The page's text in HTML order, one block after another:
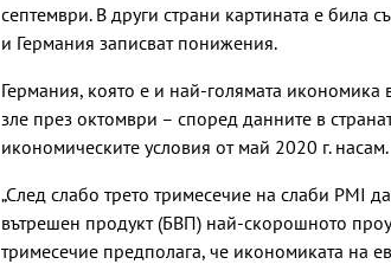
септември. В други страни картината е била
и Германия записват понижения.
Германия, която е и най-голямата икономика
зле през октомври – според данните в
икономическите условия от май 2020 г. насам.
„След слабо трето тримесечие на слаби PMI
вътрешен продукт (БВП) най-скорошното
тримесечие предполага, че икономиката на